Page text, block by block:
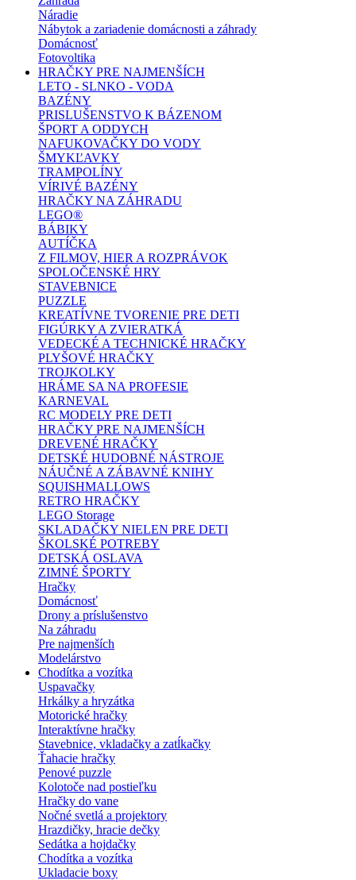
Náradie
Nábytok a zariadenie domácnosti a záhrady
Domácnosť
Fotovoltika
HRAČKY PRE NAJMENŠÍCH
LETO - SLNKO - VODA
BAZÉNY
PRISLUŠENSTVO K BÁZENOM
ŠPORT A ODDYCH
NAFUKOVAČKY DO VODY
ŠMYKĽAVKY
TRAMPOLÍNY
VÍRIVÉ BAZÉNY
HRAČKY NA ZÁHRADU
LEGO®
BÁBIKY
AUTÍČKA
Z FILMOV, HIER A ROZPRÁVOK
SPOLOČENSKÉ HRY
STAVEBNICE
PUZZLE
KREATÍVNE TVORENIE PRE DETI
FIGÚRKY A ZVIERATKÁ
VEDECKÉ A TECHNICKÉ HRAČKY
PLYŠOVÉ HRAČKY
TROJKOLKY
HRÁME SA NA PROFESIE
KARNEVAL
RC MODELY PRE DETI
HRAČKY PRE NAJMENŠÍCH
DREVENÉ HRAČKY
DETSKÉ HUDOBNÉ NÁSTROJE
NÁUČNÉ A ZÁBAVNÉ KNIHY
SQUISHMALLOWS
RETRO HRAČKY
LEGO Storage
SKLADAČKY NIELEN PRE DETI
ŠKOLSKÉ POTREBY
DETSKÁ OSLAVA
ZIMNÉ ŠPORTY
Hračky
Domácnosť
Drony a príslušenstvo
Na záhradu
Pre najmenších
Modelárstvo
Chodítka a vozítka
Uspavačky
Hrkálky a hryzátka
Motorické hračky
Interaktívne hračky
Stavebnice, vkladačky a zatĺkačky
Ťahacie hračky
Penové puzzle
Kolotoče nad postieľku
Hračky do vane
Nočné svetlá a projektory
Hrazdičky, hracie dečky
Sedátka a hojdačky
Chodítka a vozítka
Ukladacie boxy